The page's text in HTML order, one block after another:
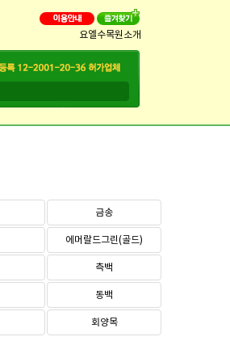
요엘수목원소개
금송
에머랄드그린(골드)
측백
동백
회양목